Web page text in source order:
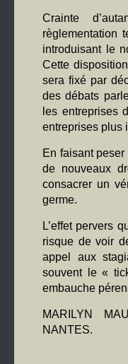
Crainte
règlementation
introduisant le
Cette
sera fixé par
des débats
les entreprises
entreprises plus
En faisant
de nouveaux
consacrer un
germe.
L’effet pervers
risque de voir
appel aux
souvent le «
embauche
MARILYN
NANTES.